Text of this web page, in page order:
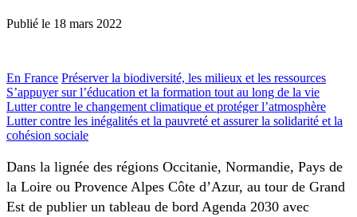
Publié le 18 mars 2022
En France Préserver la biodiversité, les milieux et les ressources
S’appuyer sur l’éducation et la formation tout au long de la vie
Lutter contre le changement climatique et protéger l’atmosphère
Lutter contre les inégalités et la pauvreté et assurer la solidarité et la
cohésion sociale
Dans la lignée des régions Occitanie, Normandie, Pays de
la Loire ou Provence Alpes Côte d’Azur, au tour de Grand
Est de publier un tableau de bord Agenda 2030 avec